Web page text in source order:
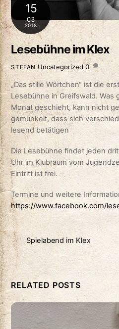
15
03
2018
Lesebühne im Klex
STEFAN Uncategorized 0
„Das stille Wörtchen“ ist die
Lesebühne in Greifswald. Was
Monat geschieht, kann nicht
gemunkelt, dass sich
lesend betätigen
Die Lesebühne findet jeden
Uhr im Klubraum vom
Eintritt ist frei.
Termine und weitere
https://www.facebook.com/
Spielabend im Klex
RELATED POSTS